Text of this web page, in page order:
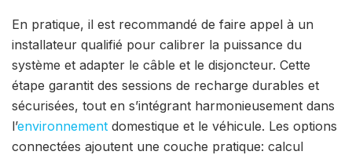
En pratique, il est recommandé de faire appel à un
installateur qualifié pour calibrer la puissance du
système et adapter le câble et le disjoncteur. Cette
étape garantit des sessions de recharge durables et
sécurisées, tout en s’intégrant harmonieusement dans
l’environnement domestique et le véhicule. Les options
connectées ajoutent une couche pratique: calcul